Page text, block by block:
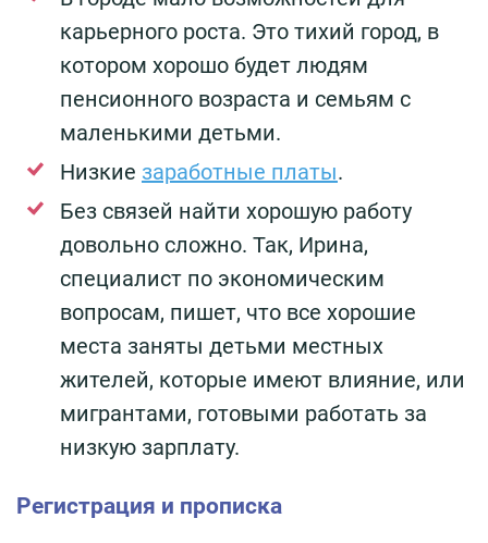
карьерного роста. Это тихий город, в
котором хорошо будет людям
пенсионного возраста и семьям с
маленькими детьми.
Низкие заработные платы.
Без связей найти хорошую работу
довольно сложно. Так, Ирина,
специалист по экономическим
вопросам, пишет, что все хорошие
места заняты детьми местных
жителей, которые имеют влияние, или
мигрантами, готовыми работать за
низкую зарплату.
Регистрация и прописка